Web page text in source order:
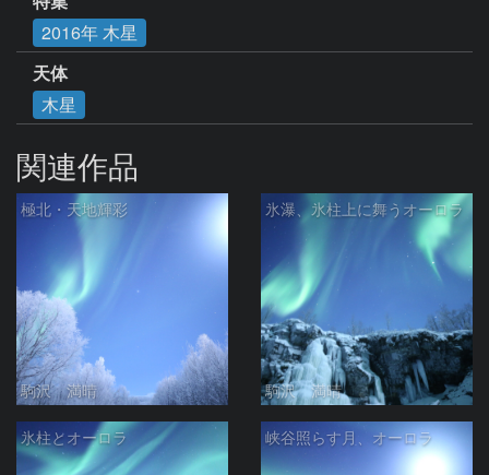
2016年 木星
天体
木星
関連作品
極北・天地輝彩
駒沢 満晴
氷瀑、氷柱上に舞うオーロラ
駒沢 満晴
氷柱とオーロラ 峡谷照らす月、オーロラ